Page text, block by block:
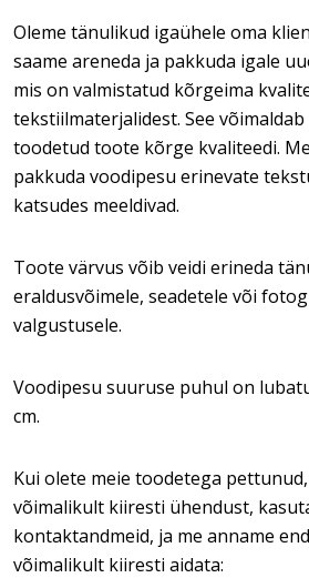
Oleme tänulikud igaühele oma
saame areneda ja pakkuda igale
mis on valmistatud kõrgeima
tekstiilmaterjalidest. See
toodetud toote kõrge kvaliteedi.
pakkuda voodipesu erinevate
katsudes meeldivad.
Toote värvus võib veidi erineda
eraldusvõimele, seadetele või
valgustusele.
Voodipesu suuruse puhul on
cm.
Kui olete meie toodetega
võimalikult kiiresti ühendust,
kontaktandmeid, ja me anname
võimalikult kiiresti aidata: